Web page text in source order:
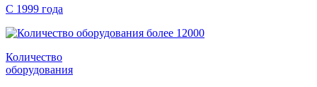
С 1999 года
Количество
оборудования